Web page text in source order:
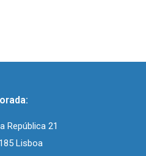
República 21
Lisboa